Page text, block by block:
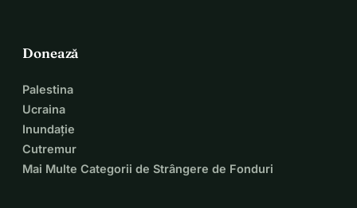
Donează
Palestina
Ucraina
Inundație
Cutremur
Mai Multe Categorii de Strângere de Fonduri